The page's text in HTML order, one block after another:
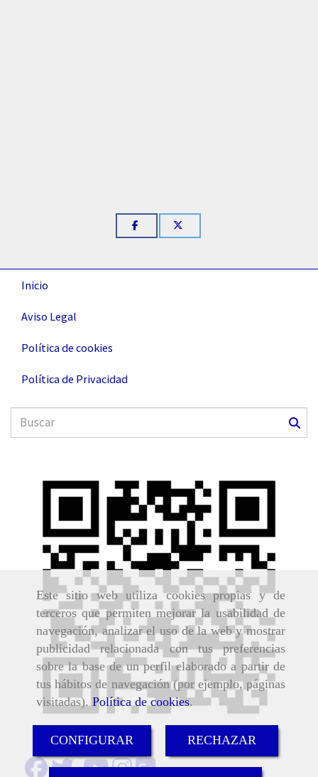
Este sitio web utiliza cookies propias y de
terceros que permiten mejorar la usabilidad de
navegación, analizar el uso de la web y mostrar
publicidad relacionada con tus preferencias
sobre la base de un perfil elaborado a partir de
tus hábitos de navegación (por ejemplo, páginas
visitadas). Política de cookies.
CONFIGURAR RECHAZAR
Inicio
Aviso Legal
Política de cookies
Política de Privacidad